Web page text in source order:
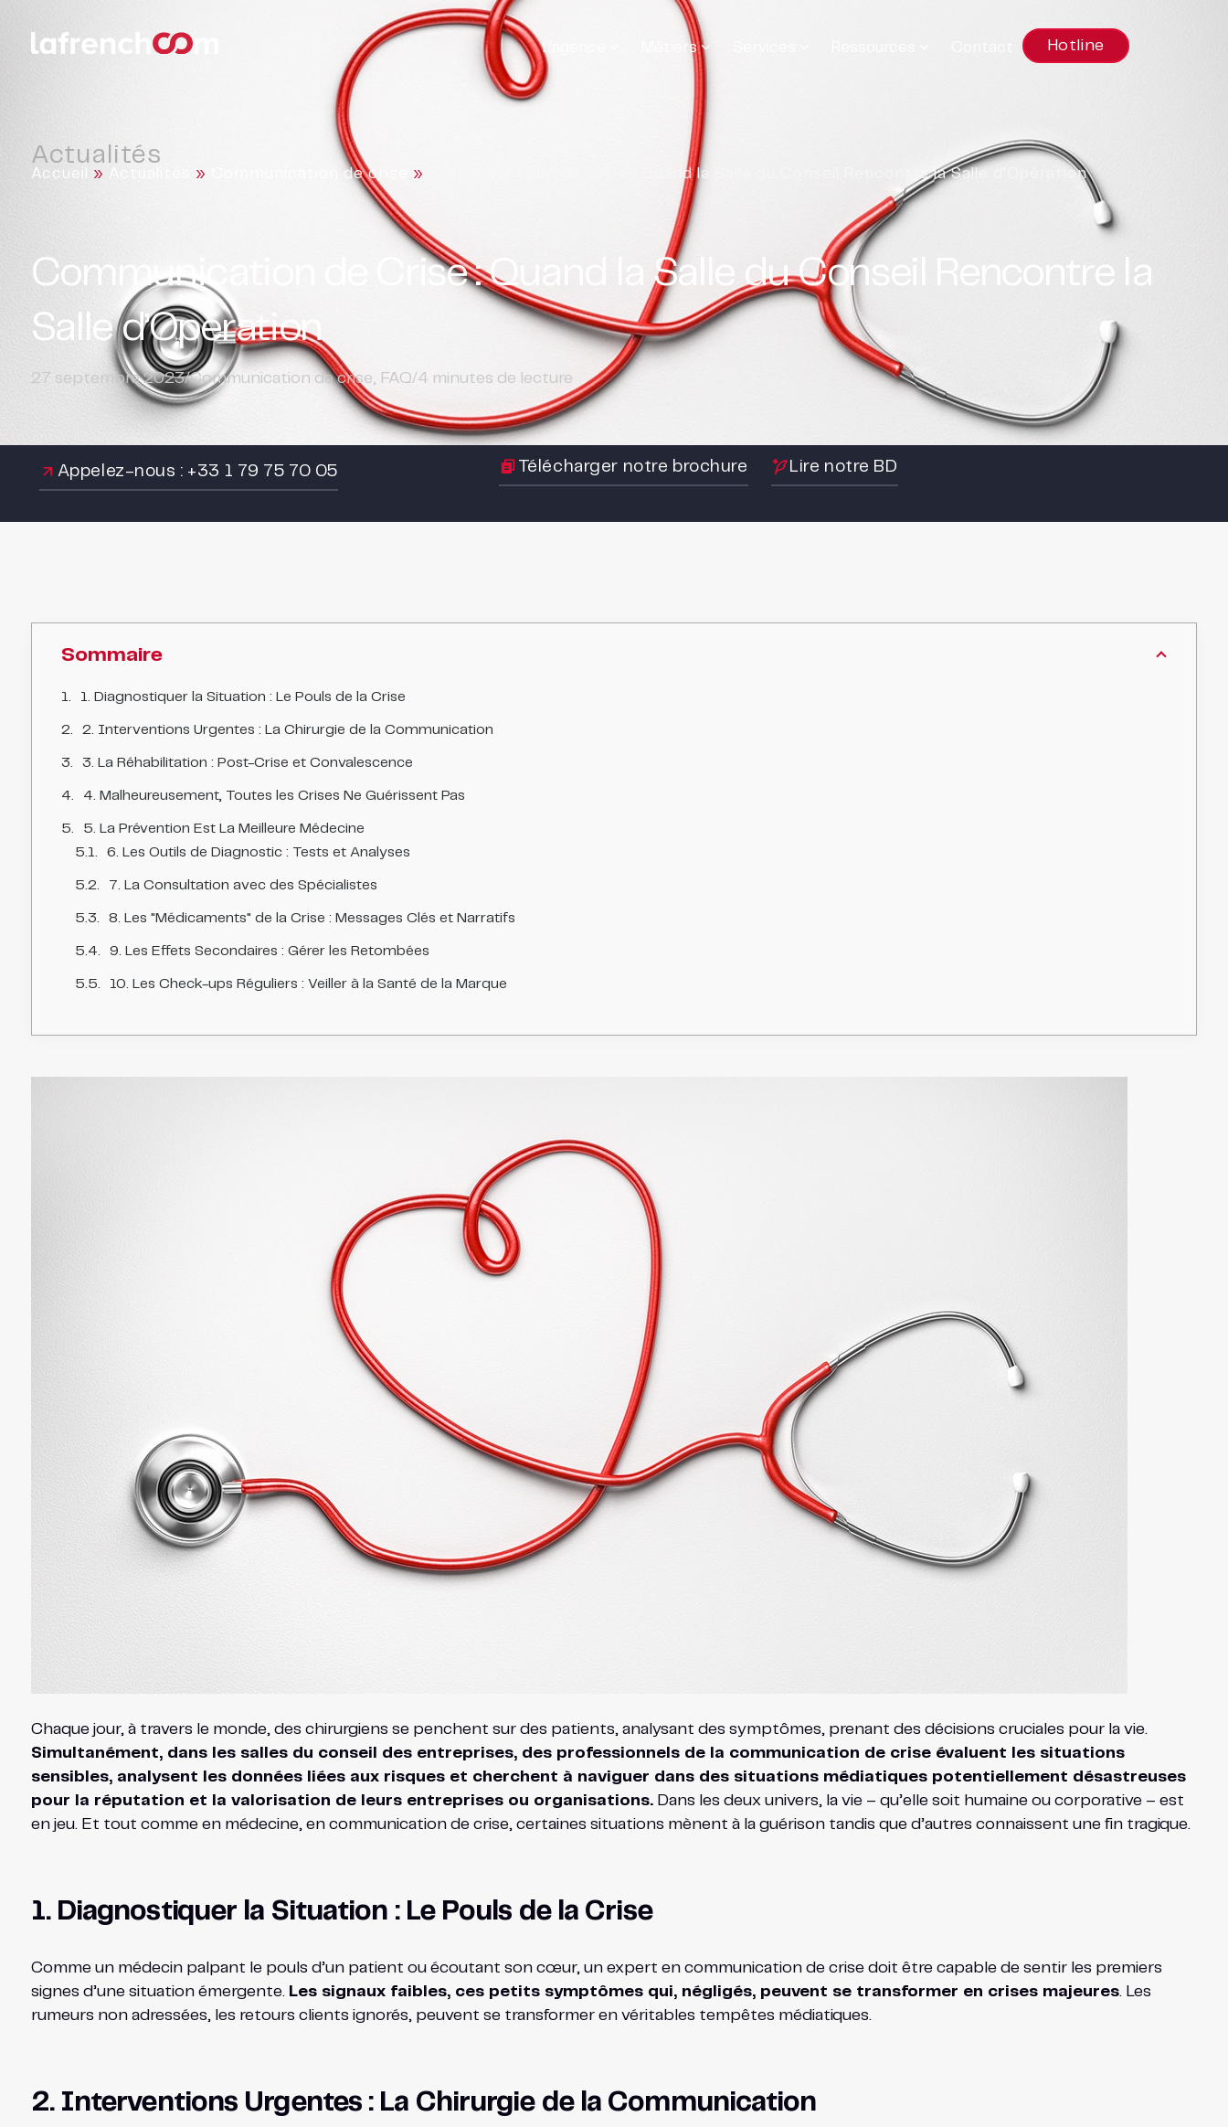
L’agence Métiers Hotline
Actualités
Accueil » » Communication de crise » Communication de Crise : Quand la Salle du Conseil Rencontre la Salle d’Opération
Communication de Crise : Quand la Salle du Conseil Rencontre la
Salle d’Opération
27 septembre 2023/Communication de crise, FAQ/4 minutes de lecture
Appelez-nous : +33 1 79 75 70 05 Télécharger notre brochure Lire notre BD
Sommaire
1. Diagnostiquer la Situation : Le Pouls de la Crise
2. Interventions Urgentes : La Chirurgie de la Communication
3. La Réhabilitation : Post-Crise et Convalescence
4. Malheureusement, Toutes les Crises Ne Guérissent Pas
5. La Prévention Est La Meilleure Médecine
6. Les Outils de Diagnostic : Tests et Analyses
7. La Consultation avec des Spécialistes
8. Les "Médicaments" de la Crise : Messages Clés et Narratifs
9. Les Effets Secondaires : Gérer les Retombées
10. Les Check-ups Réguliers : Veiller à la Santé de la Marque
Chaque jour, à travers le monde, des chirurgiens se penchent sur des patients, analysant des symptômes, prenant des décisions cruciales pour la vie.
Simultanément, dans les salles du conseil des entreprises, des professionnels de la communication de crise évaluent les situations
sensibles, analysent les données liées aux risques et cherchent à naviguer dans des situations médiatiques potentiellement désastreuses
pour la réputation et la valorisation de leurs entreprises ou organisations.Dans les deux univers, la vie – qu’elle soit humaine ou corporative – est
en jeu. Et tout comme en médecine, en communication de crise, certaines situations mènent à la guérison tandis que d’autres connaissent une fin tragique.
1. Diagnostiquer la Situation : Le Pouls de la Crise
Comme un médecin palpant le pouls d’un patient ou écoutant son cœur, un expert en communication de crise doit être capable de sentir les premiers
signes d’une situation émergente. Les signaux faibles, ces petits symptômes qui, négligés, peuvent se transformer en crises majeures. Les
rumeurs non adressées, les retours clients ignorés, peuvent se transformer en véritables tempêtes médiatiques.
2. Interventions Urgentes : La Chirurgie de la Communication